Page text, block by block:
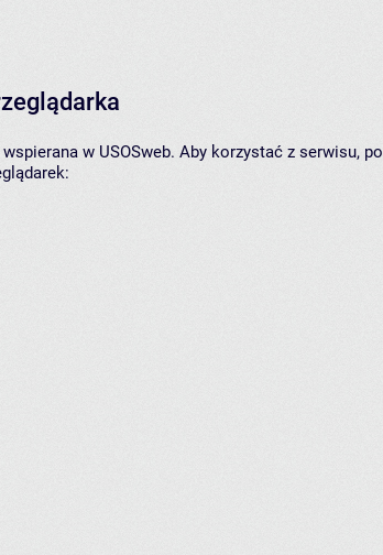
w USOSweb. Aby korzystać z serwisu,